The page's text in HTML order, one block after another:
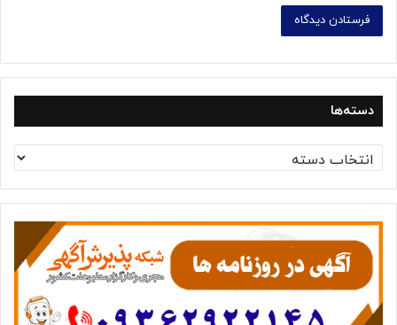
دسته‌ها
س
ت
ه‌
ه